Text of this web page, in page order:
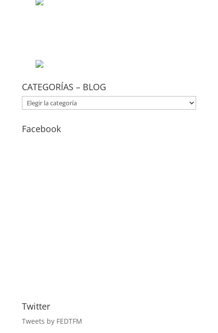
CATEGORÍAS – BLOG
CATEGORÍAS
–
Facebook
Twitter
Tweets by FEDTFM